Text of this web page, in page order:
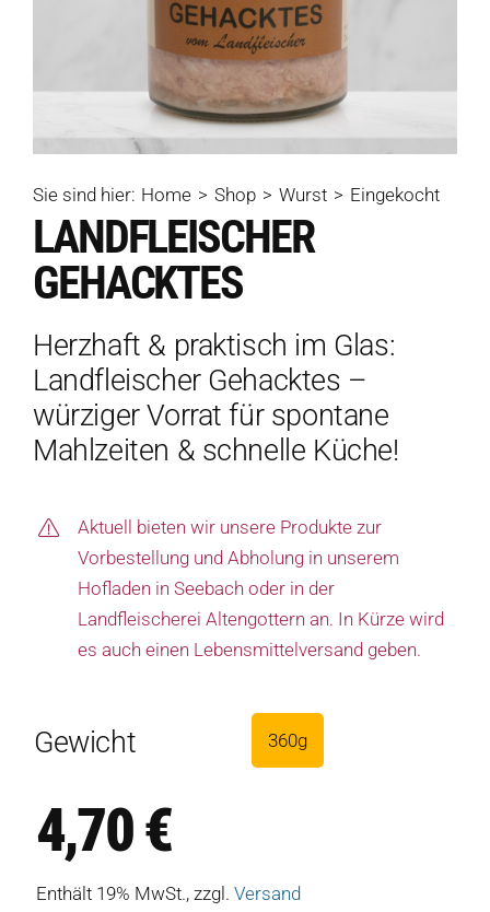
Sie sind hier: Home Shop Wurst Eingekocht
LANDFLEISCHER
GEHACKTES
Herzhaft & praktisch im Glas:
Landfleischer Gehacktes –
würziger Vorrat für spontane
Mahlzeiten & schnelle Küche!
Aktuell bieten wir unsere Produkte zur
Vorbestellung und Abholung in unserem
Hofladen in Seebach oder in der
Landfleischerei Altengottern an. In Kürze wird
es auch einen Lebensmittelversand geben.
Gewicht 360g
4,70€
Enthält 19% MwSt., zzgl. Versand